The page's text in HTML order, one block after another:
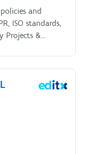
and
ISO standards,
Projects &